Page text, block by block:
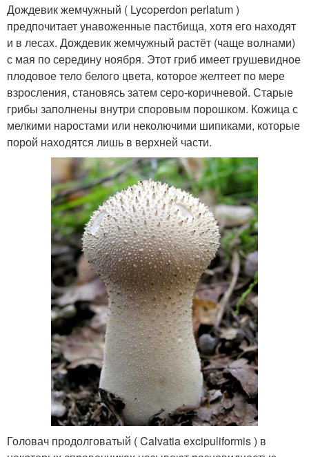
Дождевик жемчужный ( Lycoperdon perlatum )
предпочитает унавоженные пастбища, хотя его находят
и в лесах. Дождевик жемчужный растёт (чаще волнами)
с мая по середину ноября. Этот гриб имеет грушевидное
плодовое тело белого цвета, которое желтеет по мере
взросления, становясь затем серо-коричневой. Старые
грибы заполнены внутри споровым порошком. Кожица с
мелкими наростами или неколючими шипиками, которые
порой находятся лишь в верхней части.
Головач продолговатый ( Calvatia excipuliformis ) в